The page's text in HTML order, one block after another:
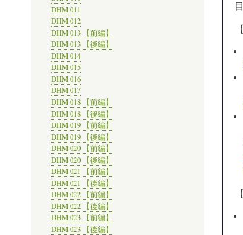
DHM 011
DHM 012
DHM 013 【前編】
DHM 013 【後編】
DHM 014
DHM 015
DHM 016
DHM 017
DHM 018 【前編】
DHM 018 【後編】
DHM 019 【前編】
DHM 019 【後編】
DHM 020 【前編】
DHM 020 【後編】
DHM 021 【前編】
DHM 021 【後編】
DHM 022 【前編】
DHM 022 【後編】
DHM 023 【前編】
DHM 023 【後編】